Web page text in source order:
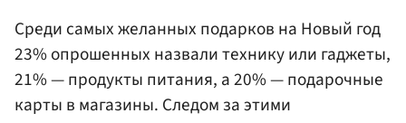
Среди самых желанных подарков на Новый год
23% опрошенных назвали технику или гаджеты,
21% — продукты питания, а 20% — подарочные
карты в магазины. Следом за этими